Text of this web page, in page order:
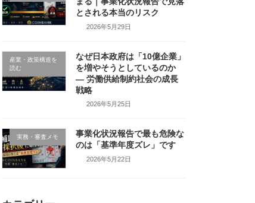
とされる本当のリスク
2026年5月29日
産業・政策構造を
読む
なぜ日本政府は「10億企業」
を増やそうとしているのか
― 労働供給制約社会の成長
戦略
2026年5月25日
実務・審査メモ
事業化状況報告で最も危険な
のは「基準年度ズレ」です
2026年5月22日